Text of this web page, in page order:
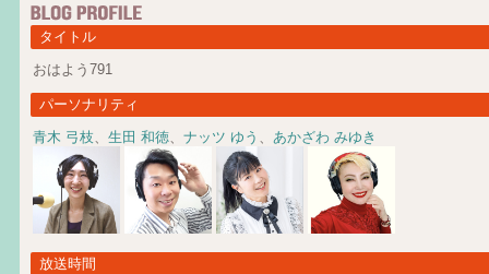
タイトル
おはよう791
パーソナリティ
青木 弓枝、 生田 和徳、 ナッツ ゆう 、 あかざわ みゆき
放送時間